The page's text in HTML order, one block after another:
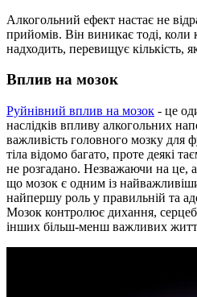
Алкогольний ефект настає не
прийомів. Він виникає тоді, коли
надходить, перевищує кількість,
Вплив на мозок
Руйнівний вплив на мозок - це
наслідків впливу алкогольних
важливість головного мозку для
тіла відомо багато, проте деякі
не розгадано. Незважаючи на це,
що мозок є одним із
найпершу роль у правильній та
Мозок контролює дихання,
інших більш-менш важливих